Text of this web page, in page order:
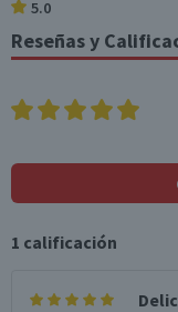
Azúcares totales
(g)
*Ingesta de referencia
5.0
Reseñas y
1 calificación